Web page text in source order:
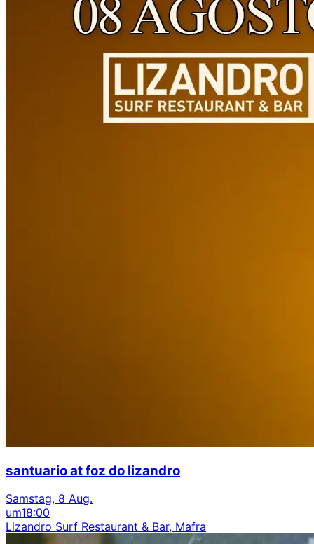
santuario at foz do lizandro
Samstag, 8 Aug.
um18:00
Lizandro Surf Restaurant & Bar, Mafra